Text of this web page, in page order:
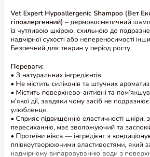
Vet Expert Hypoallergenic Shampoo (Вет
гіпоалергенний) – дермокосметичний
із чутливою шкірою, схильною до
надмірної сухості або непереносимості
Безпечний для тварин у період росту.
Переваги:
• З натуральних інгредієнтів.
• Не містить силіконів та штучних
• Містить поверхнево-активні та
м’якої дії, завдяки чому засіб не
улюбленця.
• Сприяє підвищенню еластичності шкіри,
пересиханню, має зволожуючий та
• Протеїни вівса — інгредієнт з
плівкоутворюючими властивостями, який
надмірному випаровуванню води з